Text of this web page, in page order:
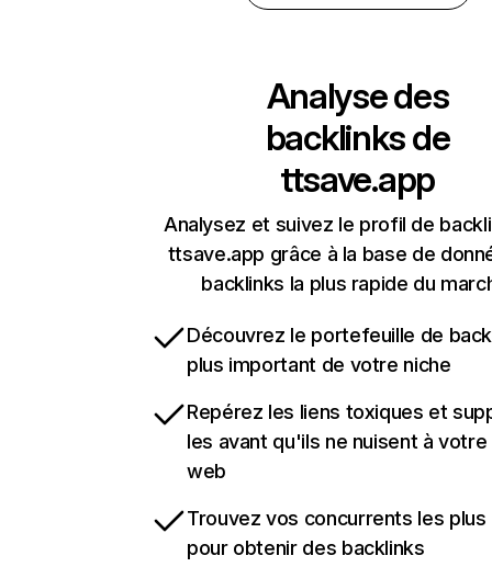
Analyse des
backlinks de
ttsave.app
Analysez et suivez le profil de
ttsave.app grâce à la base de
backlinks la plus rapide du
Découvrez le portefeuille de
plus important de votre niche
Repérez les liens toxiques et
les avant qu'ils ne nuisent à
web
Trouvez vos concurrents les
pour obtenir des backlinks